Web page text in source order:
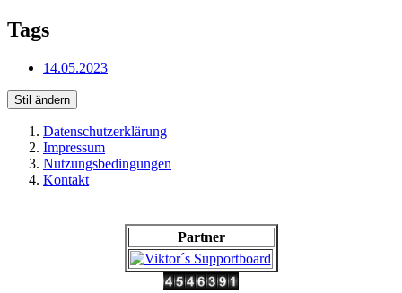
Tags
14.05.2023
Stil ändern
Datenschutzerklärung
Impressum
Nutzungsbedingungen
Kontakt
Partner